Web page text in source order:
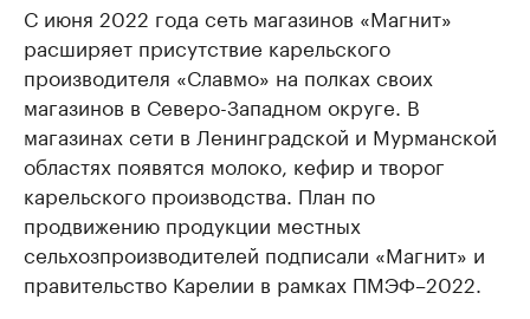
С июня 2022 года сеть магазинов «Магнит»
расширяет присутствие карельского
производителя «Славмо» на полках своих
магазинов в Северо-Западном округе. В
магазинах сети в Ленинградской и Мурманской
областях появятся молоко, кефир и творог
карельского производства. План по
продвижению продукции местных
сельхозпроизводителей подписали «Магнит» и
правительство Карелии в рамках ПМЭФ–2022.